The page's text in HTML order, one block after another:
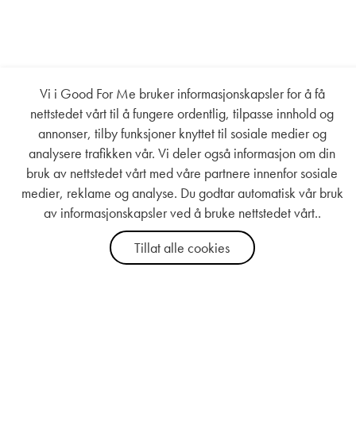
Vi i Good For Me bruker informasjonskapsler for å få
nettstedet vårt til å fungere ordentlig, tilpasse innhold og
annonser, tilby funksjoner knyttet til sosiale medier og
analysere trafikken vår. Vi deler også informasjon om din
bruk av nettstedet vårt med våre partnere innenfor sosiale
medier, reklame og analyse. Du godtar automatisk vår bruk
av informasjonskapsler ved å bruke nettstedet vårt..
Tillat alle cookies